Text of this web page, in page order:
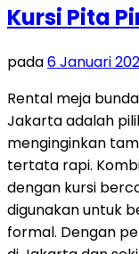
Kursi Pita
pada6 Januari
Rental meja
Jakarta adalah
menginginkan
tertata rapi.
dengan kursi
digunakan untuk
formal. Dengan